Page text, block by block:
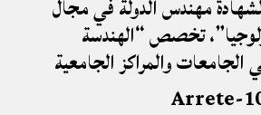
مهندس الدولة في مجال
تخصص “الهندسة
الجامعات والمراكز الجامعية